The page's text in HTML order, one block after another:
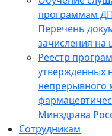
программам
Перечень
зачисления на
Реестр
утвержденных
непрерывного
Минздрава
Сотрудникам